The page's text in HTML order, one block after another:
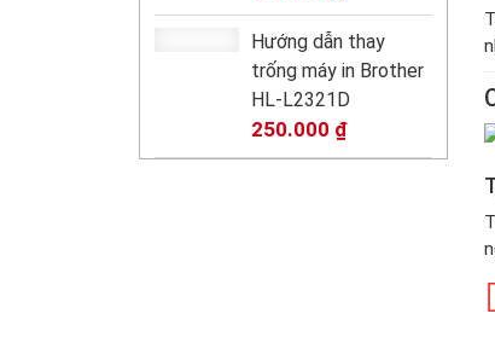
Hướng dẫn thay
trống máy in Brother
HL-L2321D
250.000 ₫